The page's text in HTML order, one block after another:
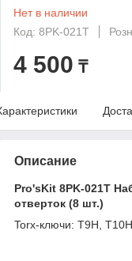
Нет в наличии
Код: 8PK-021T
4 500 ₸
Описание
Pro'sKit 8PK-021T
отверток (8 шт.)
Torx-ключи: T9H,